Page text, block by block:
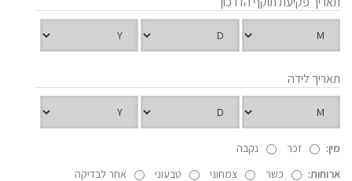
תאריך לידה
מין: זכר
נקבה
ארוחות:
כשר צמחוני טבעוני אחר לבדיקה